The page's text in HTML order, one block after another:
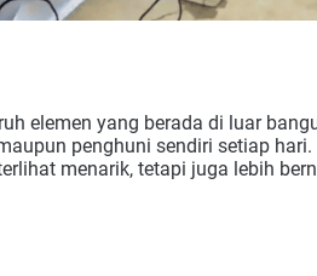
elemen yang berada di luar
penghuni sendiri setiap hari.
menarik, tetapi juga lebih